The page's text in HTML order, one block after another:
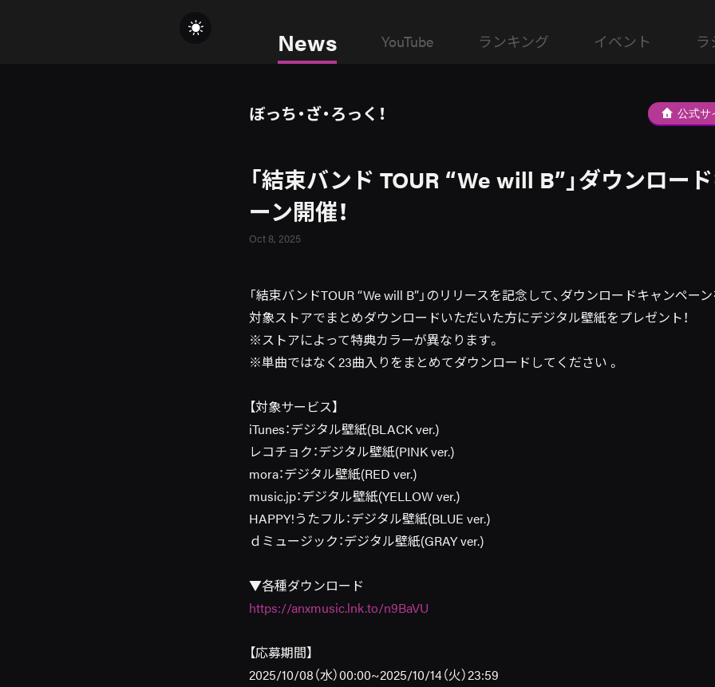
News YouTube ランキング イベント ラ
ぼっち・ざ・ろっく！ 公式サ
「結束バンド TOUR “We will B”」ダウンロー
ーン開催！
Oct 8, 2025
「結束バンドTOUR “We will B”」のリリースを記念して、ダウンロードキャンペー
対象ストアでまとめダウンロードいただいた方にデジタル壁紙をプレゼント！
※ストアによって特典カラーが異なります。
※単曲ではなく23曲入りをまとめてダウンロードしてください 。
【対象サービス】
iTunes：デジタル壁紙(BLACK ver.)
レコチョク：デジタル壁紙(PINK ver.)
mora：デジタル壁紙(RED ver.)
music.jp：デジタル壁紙(YELLOW ver.)
HAPPY!うたフル：デジタル壁紙(BLUE ver.)
ｄミュージック：デジタル壁紙(GRAY ver.)
▼各種ダウンロード
https://anxmusic.lnk.to/n9BaVU
【応募期間】
2025/10/08（水）00:00~2025/10/14（火）23:59